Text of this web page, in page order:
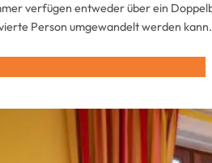
verfügen entweder über ein
Person umgewandelt werden kann.